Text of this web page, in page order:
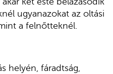
ugyanazokat az oltási
a felnőtteknél.
helyén, fáradtság,